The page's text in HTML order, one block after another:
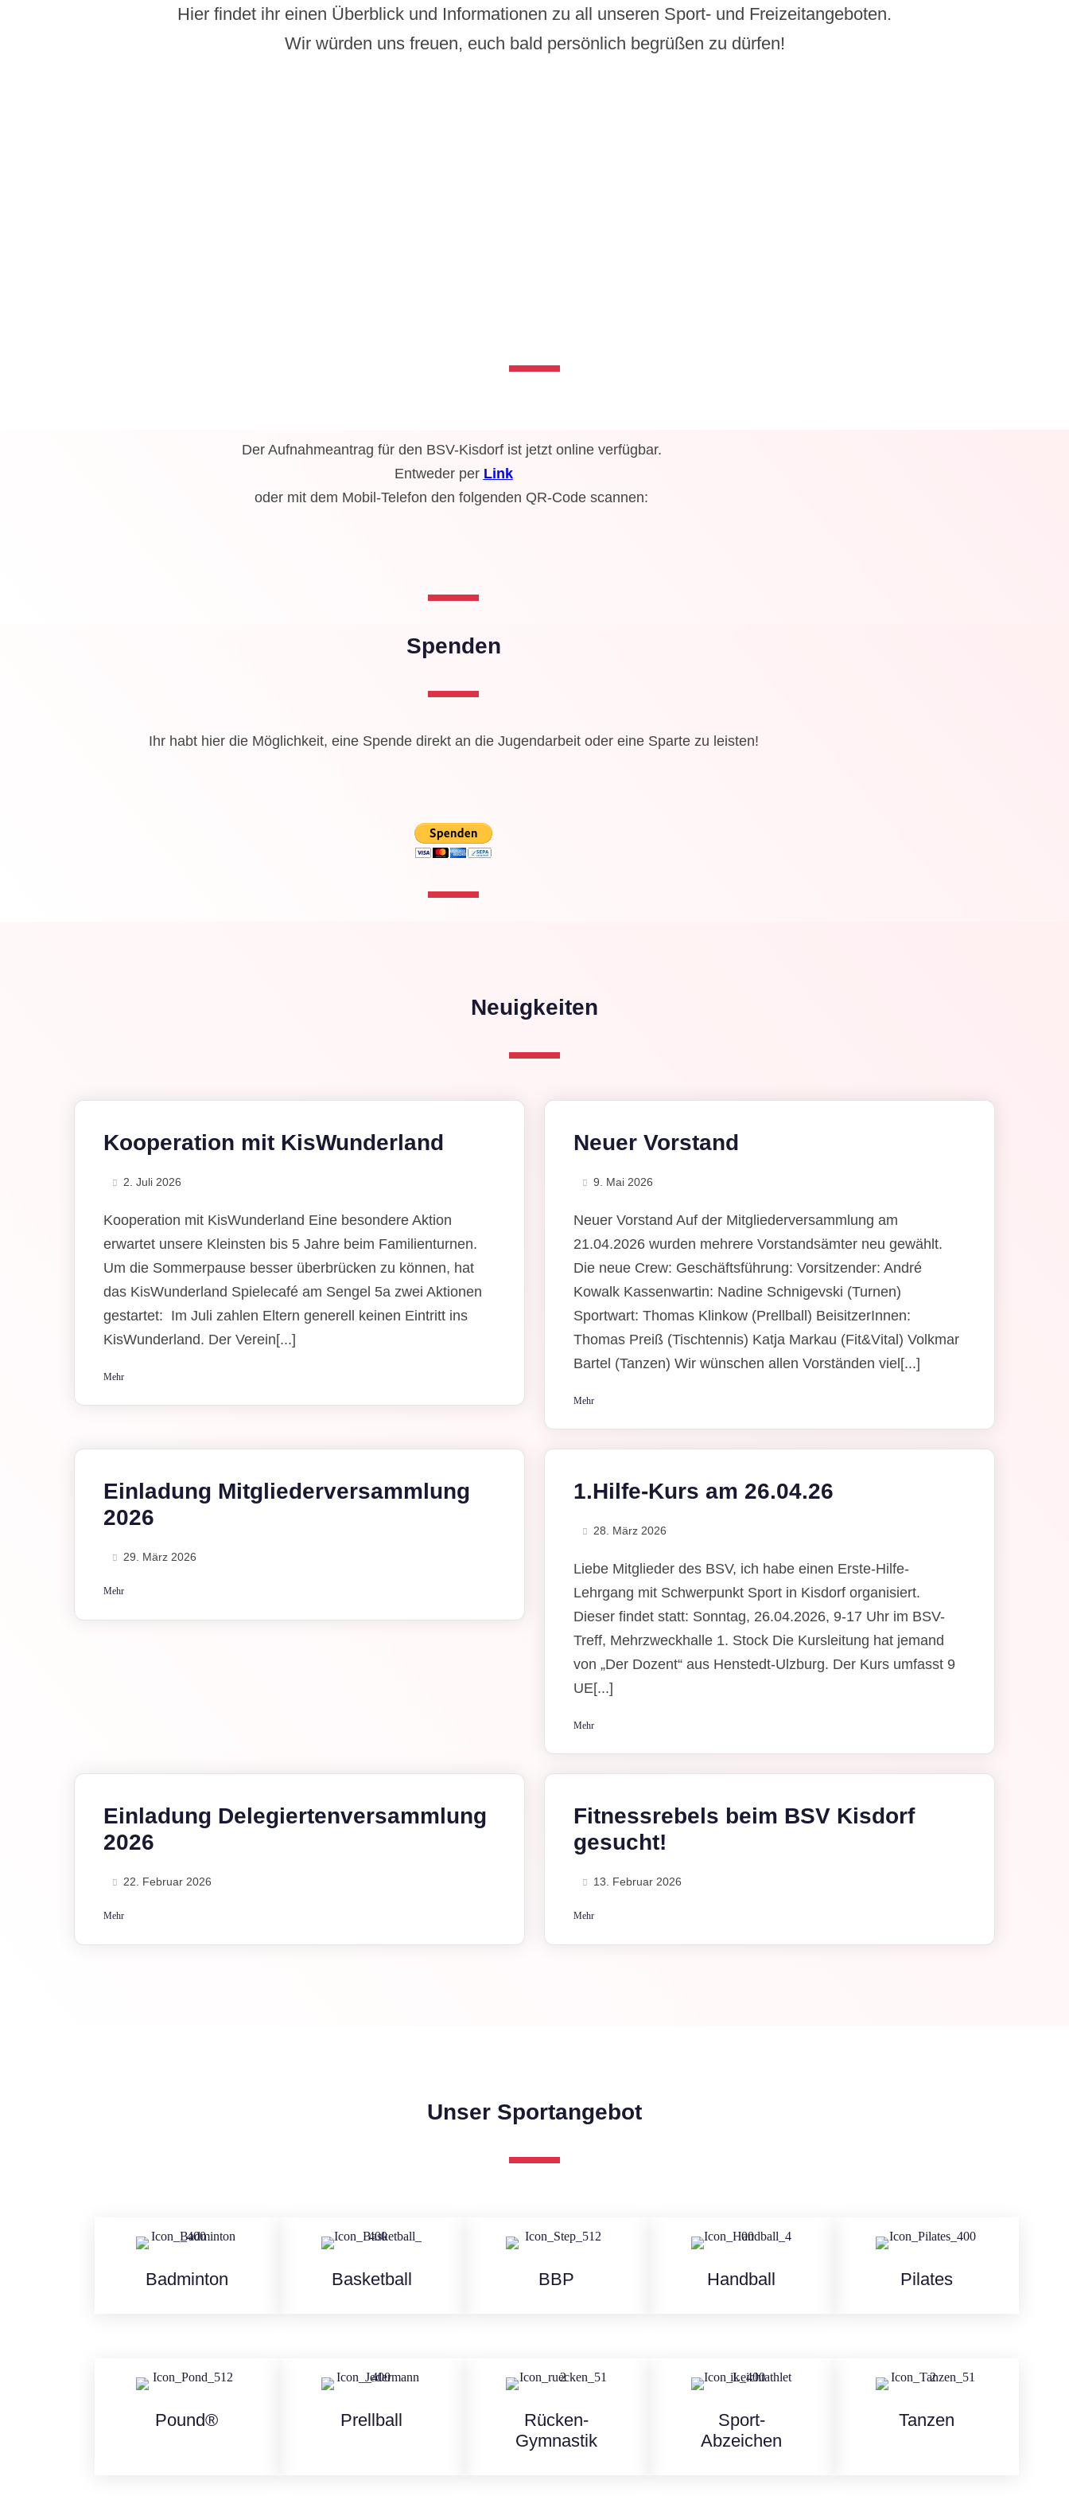
Hier findet ihr einen Überblick und Informationen zu all unseren Sport- und Freizeitangeboten.
Wir würden uns freuen, euch bald persönlich begrüßen zu dürfen!
Der Aufnahmeantrag für den BSV-Kisdorf ist jetzt online verfügbar.
Entweder per Link
oder mit dem Mobil-Telefon den folgenden QR-Code scannen:
Spenden
Ihr habt hier die Möglichkeit, eine Spende direkt an die Jugendarbeit oder eine Sparte zu leisten!
Neuigkeiten
Kooperation mit KisWunderland
2. Juli 2026
Kooperation mit KisWunderland Eine besondere Aktion
erwartet unsere Kleinsten bis 5 Jahre beim Familienturnen.
Um die Sommerpause besser überbrücken zu können, hat
das KisWunderland Spielecafé am Sengel 5a zwei Aktionen
gestartet: Im Juli zahlen Eltern generell keinen Eintritt ins
KisWunderland. Der Verein[...]
Mehr
Neuer Vorstand
9. Mai 2026
Neuer Vorstand Auf der Mitgliederversammlung am
21.04.2026 wurden mehrere Vorstandsämter neu gewählt.
Die neue Crew: Geschäftsführung: Vorsitzender: André
Kowalk Kassenwartin: Nadine Schnigevski (Turnen)
Sportwart: Thomas Klinkow (Prellball) BeisitzerInnen:
Thomas Preiß (Tischtennis) Katja Markau (Fit&Vital) Volkmar
Bartel (Tanzen) Wir wünschen allen Vorständen viel[...]
Mehr
Einladung Mitgliederversammlung
2026
29. März 2026
Mehr
1.Hilfe-Kurs am 26.04.26
28. März 2026
Liebe Mitglieder des BSV, ich habe einen Erste-Hilfe-
Lehrgang mit Schwerpunkt Sport in Kisdorf organisiert.
Dieser findet statt: Sonntag, 26.04.2026, 9-17 Uhr im BSV-
Treff, Mehrzweckhalle 1. Stock Die Kursleitung hat jemand
von „Der Dozent“ aus Henstedt-Ulzburg. Der Kurs umfasst 9
UE[...]
Mehr
Einladung Delegiertenversammlung
2026
22. Februar 2026
Mehr
Fitnessrebels beim BSV Kisdorf
gesucht!
13. Februar 2026
Mehr
Unser Sportangebot
Badminton Basketball BBP Handball Pilates
Pound® Prellball
Rücken-
Gymnastik
Sport-
Abzeichen
Tanzen